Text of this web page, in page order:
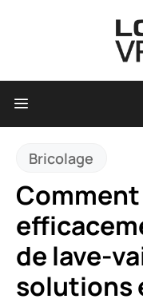
Menu
Bricolage
de lave-
solutions